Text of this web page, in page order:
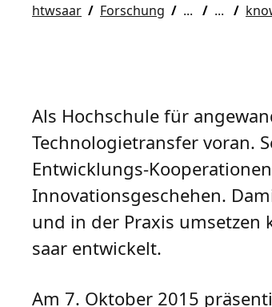
htwsaar Forschung
Als Hochschule für
Technologietransfer voran.
Entwicklungs-
Innovationsgeschehen.
und in der Praxis umsetzen
saar entwickelt.
Am 7. Oktober 2015